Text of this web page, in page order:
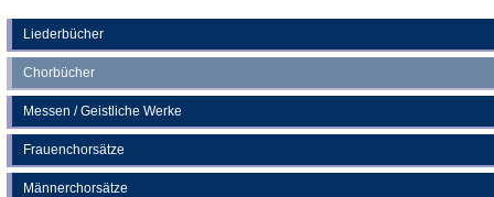
Liederbücher
Chorbücher
Messen / Geistliche Werke
Frauenchorsätze
Männerchorsätze